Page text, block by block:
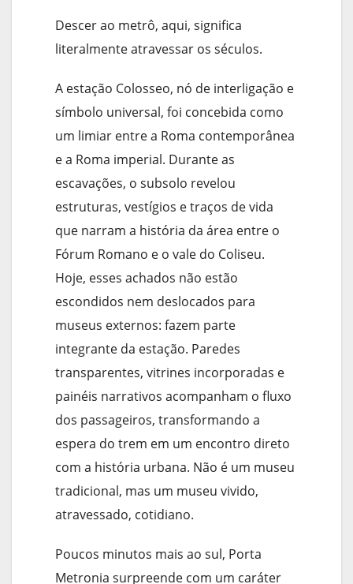
Descer ao metrô, aqui, significa
literalmente atravessar os séculos.
A estação Colosseo, nó de interligação e
símbolo universal, foi concebida como
um limiar entre a Roma contemporânea
e a Roma imperial. Durante as
escavações, o subsolo revelou
estruturas, vestígios e traços de vida
que narram a história da área entre o
Fórum Romano e o vale do Coliseu.
Hoje, esses achados não estão
escondidos nem deslocados para
museus externos: fazem parte
integrante da estação. Paredes
transparentes, vitrines incorporadas e
painéis narrativos acompanham o fluxo
dos passageiros, transformando a
espera do trem em um encontro direto
com a história urbana. Não é um museu
tradicional, mas um museu vivido,
atravessado, cotidiano.
Poucos minutos mais ao sul, Porta
Metronia surpreende com um caráter